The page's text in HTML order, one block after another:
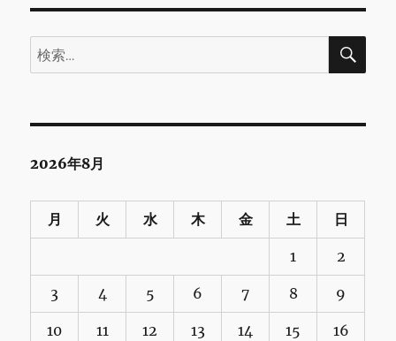
検
索:
検
2026年8月
月 火 水 木 金 土 日
1 2
3 4 5 6 7 8 9
10 11 12 13 14 15 16